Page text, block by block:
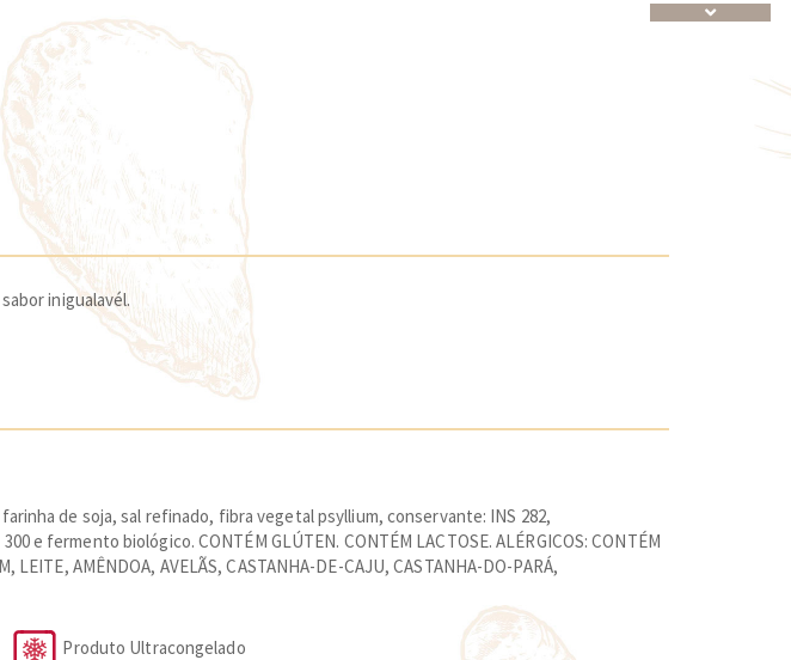
inigualavél.
de soja, sal refinado, fibra vegetal psyllium, conservante: INS 282,
e fermento biológico. CONTÉM GLÚTEN. CONTÉM LACTOSE. ALÉRGICOS: CONTÉM
LEITE, AMÊNDOA, AVELÃS, CASTANHA-DE-CAJU, CASTANHA-DO-PARÁ,
Produto Ultracongelado